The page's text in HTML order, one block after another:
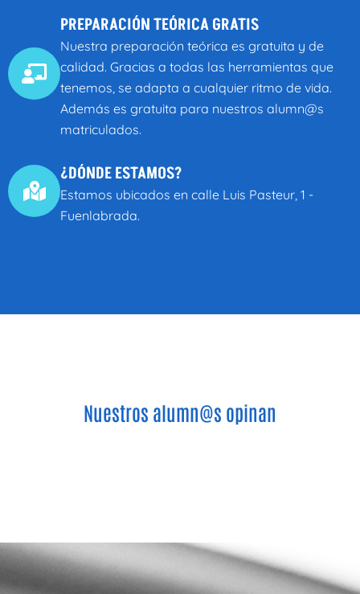
PREPARACIÓN TEÓRICA GRATIS
Nuestra preparación teórica es gratuita y de
calidad. Gracias a todas las herramientas que
tenemos, se adapta a cualquier ritmo de vida.
Además es gratuita para nuestros alumn@s
matriculados.
¿DÓNDE ESTAMOS?
Estamos ubicados en calle Luis Pasteur, 1 -
Fuenlabrada.
Nuestros alumn@s opinan